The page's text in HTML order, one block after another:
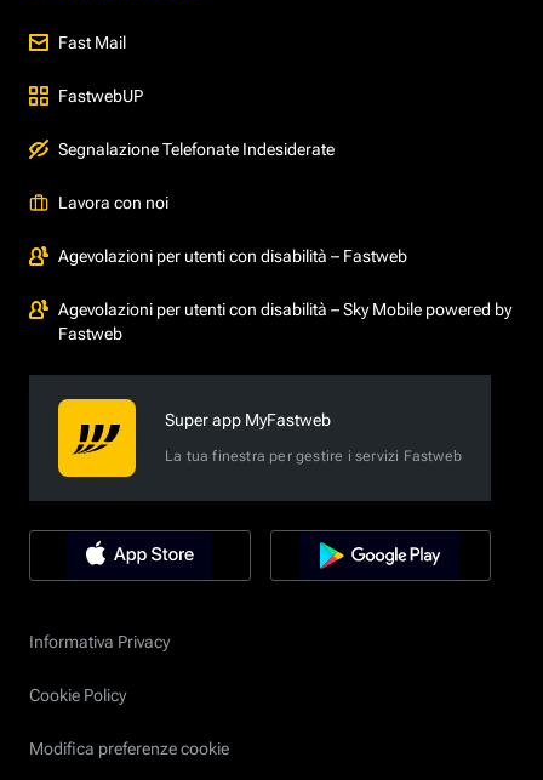
Fast Mail
FastwebUP
Segnalazione Telefonate Indesiderate
Lavora con noi
Agevolazioni per utenti con disabilità – Fastweb
Agevolazioni per utenti con disabilità – Sky Mobile powered by
Fastweb
Super app MyFastweb
La tua finestra per gestire i servizi Fastweb
Informativa Privacy
Cookie Policy
Modifica preferenze cookie